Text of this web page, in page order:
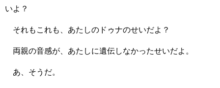
いよ？
それもこれも、あたしのドゥナのせいだよ？
両親の音感が、あたしに遺伝しなかったせいだよ。
あ、そうだ。